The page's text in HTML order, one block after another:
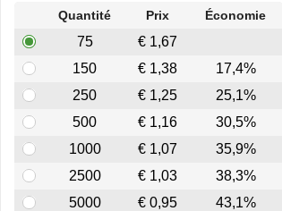
Quantité Prix Économie
75
€ 1,67
150
€ 1,38
17,4%
250
€ 1,25
25,1%
500
€ 1,16
30,5%
1000
€ 1,07
35,9%
2500
€ 1,03
38,3%
5000
€ 0,95 43,1%